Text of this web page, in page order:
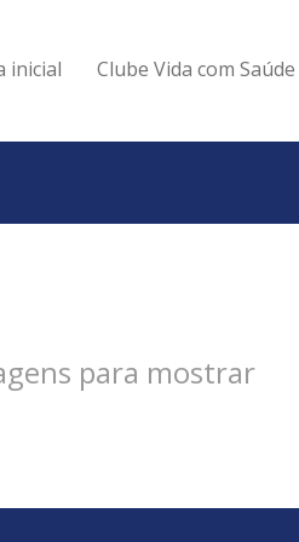
inicial Clube Vida com Saúde
para mostrar